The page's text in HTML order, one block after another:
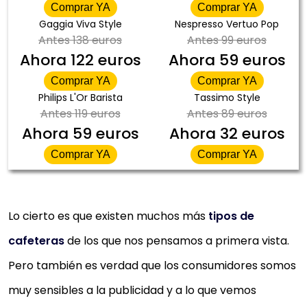
Comprar YA Comprar YA
Gaggia Viva Style
Antes138 euros
Ahora 122 euros
Comprar YA
Nespresso Vertuo Pop
Antes99 euros
Ahora 59 euros
Comprar YA
Philips L'Or Barista
Antes119 euros
Ahora 59 euros
Comprar YA
Tassimo Style
Antes89 euros
Ahora 32 euros
Comprar YA
Lo cierto es que existen muchos más tipos de
cafeterasde los que nos pensamos a primera vista.
Pero también es verdad que los consumidores somos
muy sensibles a la publicidad y a lo que vemos